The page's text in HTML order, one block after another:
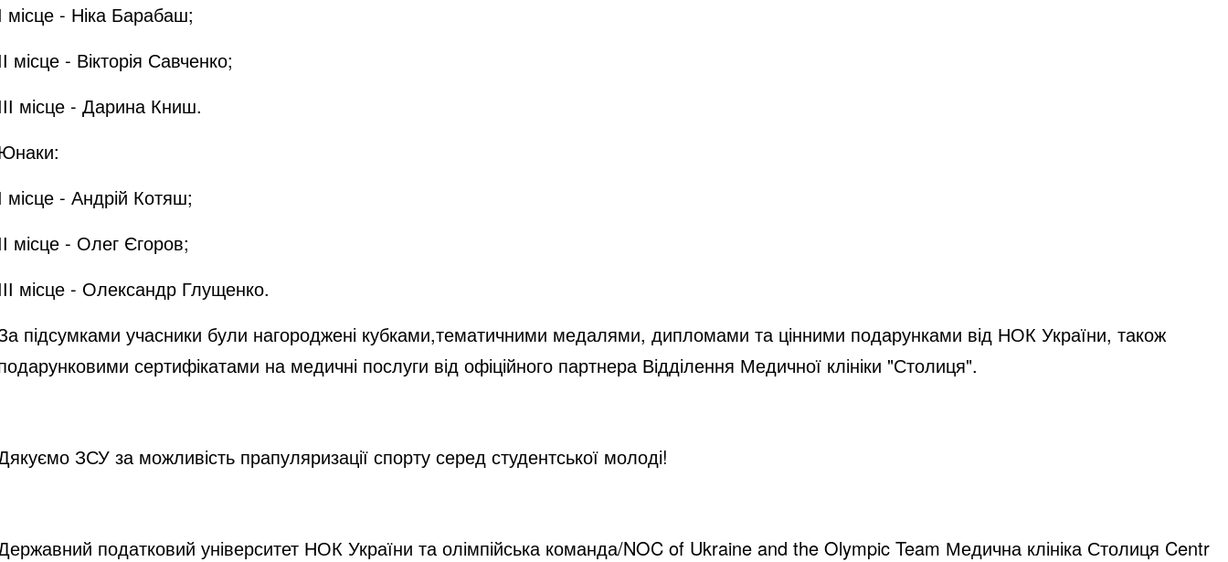
місце - Ніка Барабаш;
місце - Вікторія Савченко;
місце - Дарина Книш.
місце - Андрій Котяш;
місце - Олег Єгоров;
місце - Олександр Глущенко.
підсумками учасники були нагороджені кубками,тематичними медалями, дипломами та цінними подарунками від НОК України, також
сертифікатами на медичні послуги від офіційного партнера Відділення Медичної клініки "Столиця".
ЗСУ за можливість прапуляризації спорту серед студентської молоді!
податковий університет НОК України та олімпійська команда/NOC of Ukraine and the Olympic Team Медична клініка Столиця Centr